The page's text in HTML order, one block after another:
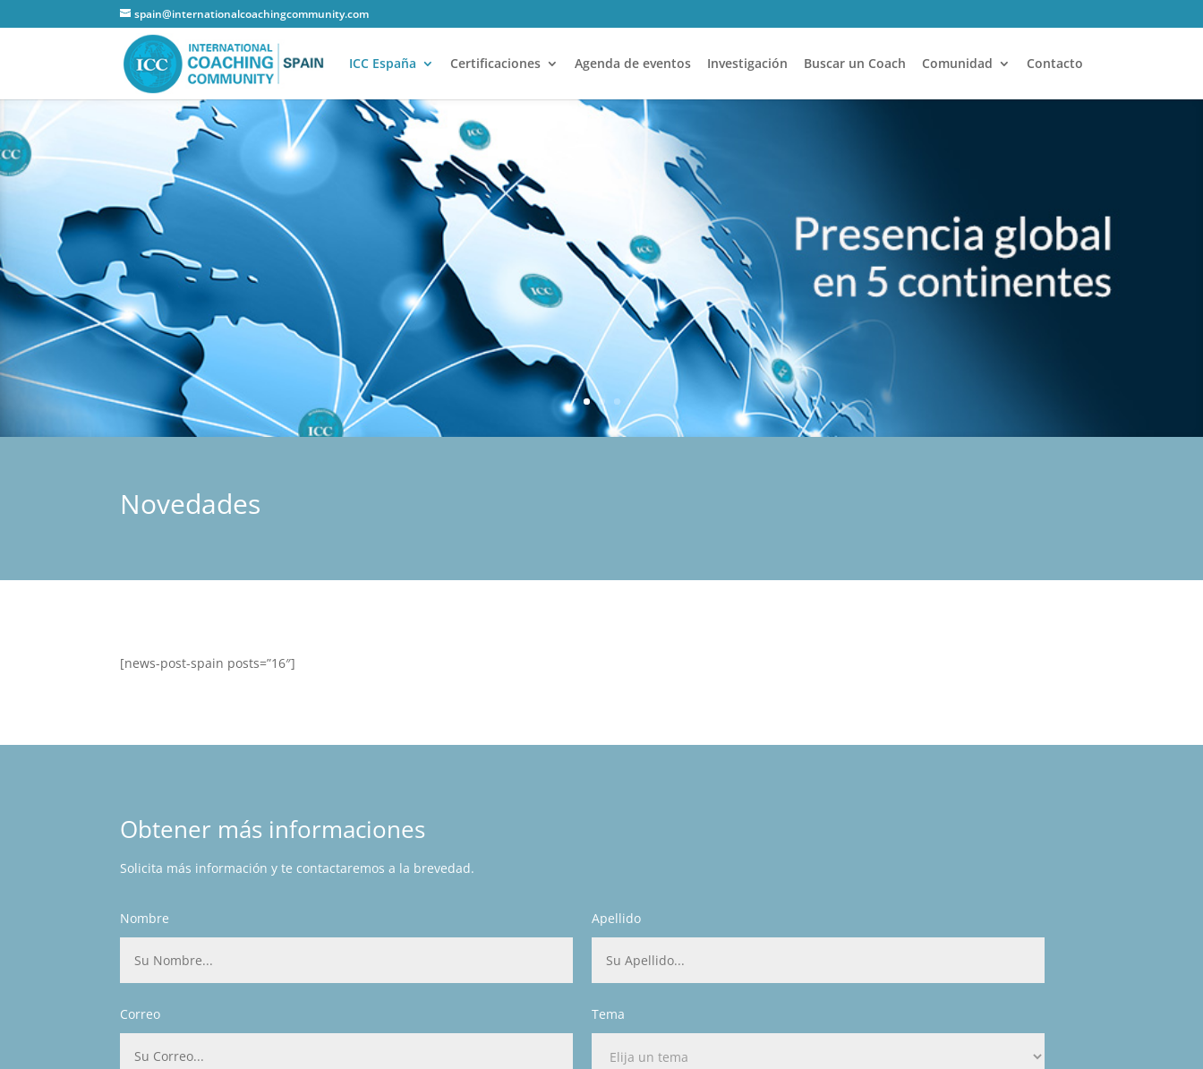
spain@internationalcoachingcommunity.com
ICC España Certificaciones Agenda de eventos Investigación Buscar un Coach Comunidad Contacto
Novedades
[news-post-spain posts=”16″]
Obtener más informaciones
Solicita más información y te contactaremos a la brevedad.
Nombre Apellido
Correo Tema